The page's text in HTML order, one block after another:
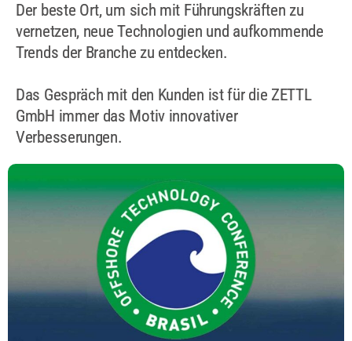
Der beste Ort, um sich mit Führungskräften zu
vernetzen, neue Technologien und aufkommende
Trends der Branche zu entdecken.
Das Gespräch mit den Kunden ist für die ZETTL
GmbH immer das Motiv innovativer
Verbesserungen.